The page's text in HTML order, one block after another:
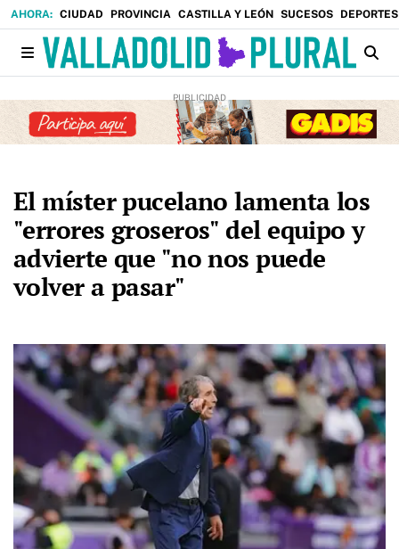
CIUDAD PROVINCIA CASTILLA Y LEÓN SUCESOS DEPORTES
El míster pucelano lamenta los
"errores groseros" del equipo y
advierte que "no nos puede
volver a pasar"